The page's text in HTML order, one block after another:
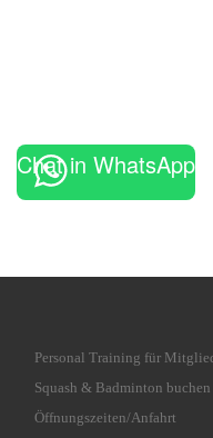
Chat in WhatsApp
Personal Training für
Squash & Badminton buchen
Öffnungszeiten/Anfahrt